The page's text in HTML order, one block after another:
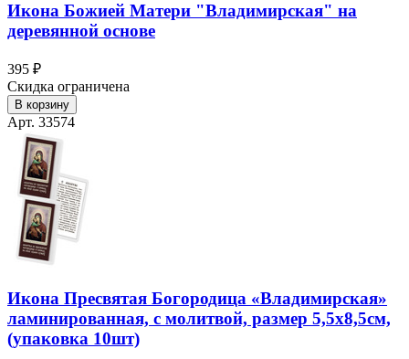
Икона Божией Матери "Владимирская" на
деревянной основе
395 ₽
Скидка ограничена
В корзину
Арт. 33574
Икона Пресвятая Богородица «Владимирская»
ламинированная, с молитвой, размер 5,5х8,5см,
(упаковка 10шт)